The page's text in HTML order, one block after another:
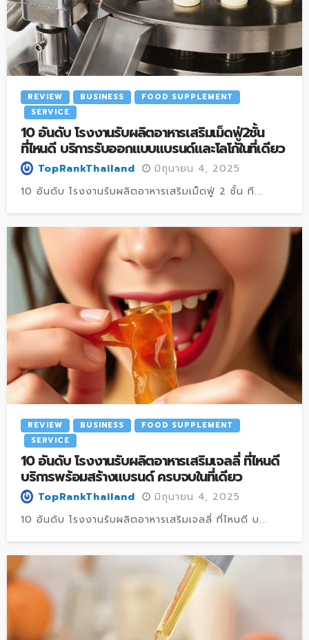
REVIEW BUSINESS
FOOD SUPPLEMENT
SERVICE
10 อันดับ โรงงานรับผลิตอาหารเสริมเม็ดฟู่2ชั้น
ที่ไหนดี บริการรับออกแบบแบรนด์และโลโก้ในที่เดียว
TopRankThailand
มิถุนายน 4, 2025
10 อันดับ โรงงานรับผลิตอาหารเสริมเม็ดฟู่ 2 ชั้น ที...
REVIEW BUSINESS
FOOD SUPPLEMENT
SERVICE
10 อันดับ โรงงานรับผลิตอาหารเสริมเจลลี่ ที่ไหนดี
บริการพร้อมสร้างแบรนด์ ครบจบในที่เดียว
TopRankThailand
มิถุนายน 4, 2025
10 อันดับ โรงงานรับผลิตอาหารเสริมเจลลี่ ที่ไหนดี บ...